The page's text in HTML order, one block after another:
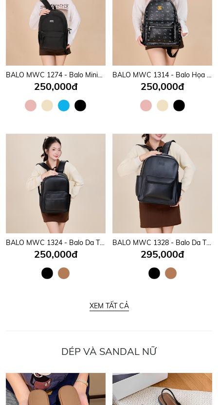
BALO MWC 1274 - Balo Minimalist Hàn Quốc Cực Xinh, Gọn Gàng, Thời Trang, Đeo Vào Là Mê.
250,000đ
BALO MWC 1314 - Balo Họa Tiết Hello Kitty Nữ Tính, Phong Cách Hàn, Nhật Cho Học sinh, Sinh Viên Dễ Thương, Năng Động.
250,000đ
BALO MWC 1324 - Balo Da Thời Trang Nam Nữ Mang Thương Hiệu Việt Của Nhà MWC Bền Đẹp, Tiện Dụng.
250,000đ
BALO MWC 1328 - Balo Da Thời Trang Nam Nữ Mang Thương Hiệu Việt Của Nhà MWC Bền Đẹp, Tiện Dụng.
295,000đ
XEM TẤT CẢ
DÉP VÀ SANDAL NỮ